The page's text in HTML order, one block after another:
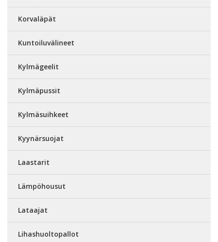
Korvaläpät
Kuntoiluvälineet
Kylmägeelit
Kylmäpussit
Kylmäsuihkeet
Kyynärsuojat
Laastarit
Lämpöhousut
Lataajat
Lihashuoltopallot